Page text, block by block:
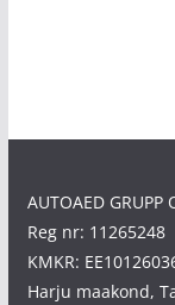
AUTOAED GRUPP
Reg nr: 11265248
KMKR:
Harju maakond,